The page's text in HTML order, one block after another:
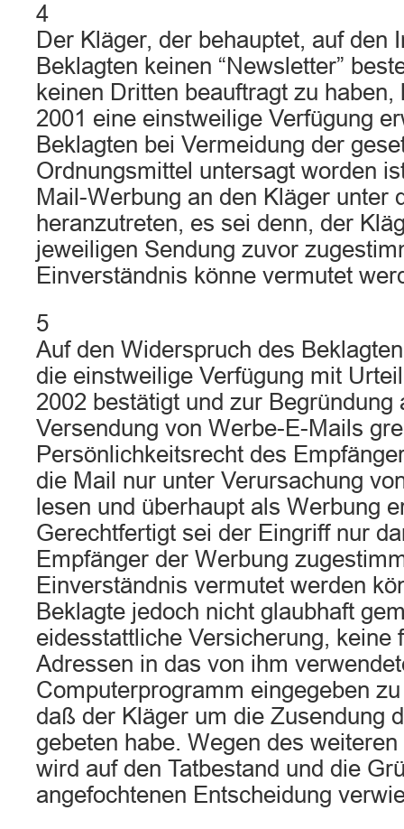
4
Der Kläger, der behauptet, auf den
Beklagten keinen “Newsletter”
keinen Dritten beauftragt zu
2001 eine einstweilige Verfügung
Beklagten bei Vermeidung der
Ordnungsmittel untersagt worden
Mail-Werbung an den Kläger
heranzutreten, es sei denn, der
jeweiligen Sendung zuvor
Einverständnis könne vermutet
5
Auf den Widerspruch des
die einstweilige Verfügung mit
2002 bestätigt und zur Begründung
Versendung von Werbe-E-Mails
Persönlichkeitsrecht des
die Mail nur unter Verursachung
lesen und überhaupt als Werbung
Gerechtfertigt sei der Eingriff nur
Empfänger der Werbung
Einverständnis vermutet werden
Beklagte jedoch nicht glaubhaft
eidesstattliche Versicherung, keine
Adressen in das von ihm
Computerprogramm eingegeben
daß der Kläger um die Zusendung
gebeten habe. Wegen des
wird auf den Tatbestand und die
angefochtenen Entscheidung